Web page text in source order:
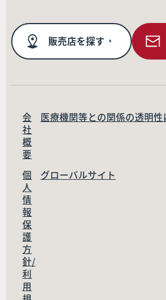
販売店を探す
会
社
概
要
医療機関等との関係の透明
個
人
情
報
保
護
方
針/
利
用
グローバルサイト